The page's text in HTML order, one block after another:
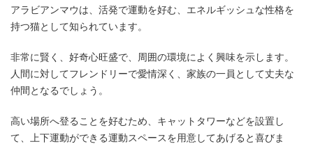
アラビアンマウは、活発で運動を好む、エネルギッシュな性格を
持つ猫として知られています。
非常に賢く、好奇心旺盛で、周囲の環境によく興味を示します。
人間に対してフレンドリーで愛情深く、家族の一員として丈夫な
仲間となるでしょう。
高い場所へ登ることを好むため、キャットタワーなどを設置し
て、上下運動ができる運動スペースを用意してあげると喜びま